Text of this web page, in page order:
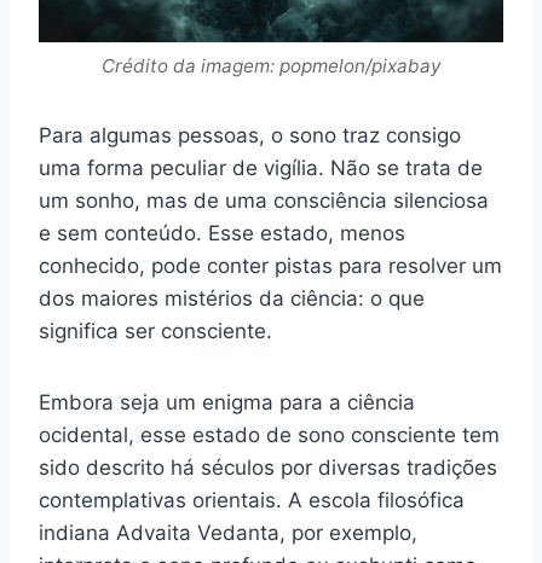
Crédito da imagem: popmelon/pixabay
Para algumas pessoas, o sono traz consigo
uma forma peculiar de vigília. Não se trata de
um sonho, mas de uma consciência silenciosa
e sem conteúdo. Esse estado, menos
conhecido, pode conter pistas para resolver um
dos maiores mistérios da ciência: o que
significa ser consciente.
Embora seja um enigma para a ciência
ocidental, esse estado de sono consciente tem
sido descrito há séculos por diversas tradições
contemplativas orientais. A escola filosófica
indiana Advaita Vedanta, por exemplo,